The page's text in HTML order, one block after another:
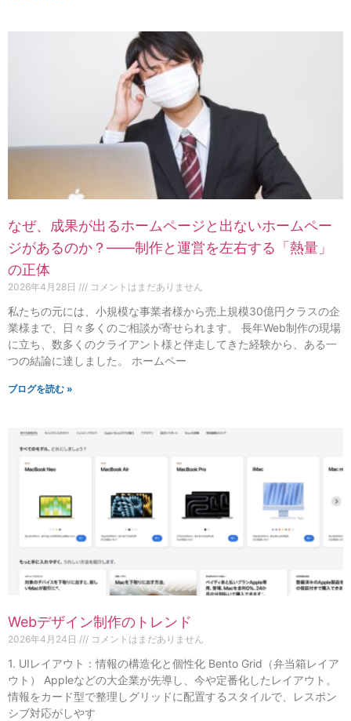
なぜ、成果が出るホームページと出ないホームペー
ジがあるのか？——制作と運営を左右する「熱量」
の正体
2026年4月28日 コメントはまだありません
私たちの元には、小規模な事業者様から売上規模30億円クラスの企
業様まで、日々多くのご相談が寄せられます。 長年Web制作の現場
に立ち、数多くのクライアント様と伴走してきた経験から、ある一
つの結論に達しました。 ホームペー
ブログを読む »
Webデザイン制作のトレンド
2026年4月24日 コメントはまだありません
1. UIレイアウト：情報の構造化と個性化 Bento Grid（弁当箱レイア
ウト） Appleなどの大企業が先導し、今や定番化したレイアウト。
情報をカード型で整理しグリッドに配置するスタイルで、レスポン
シブ対応がしやす